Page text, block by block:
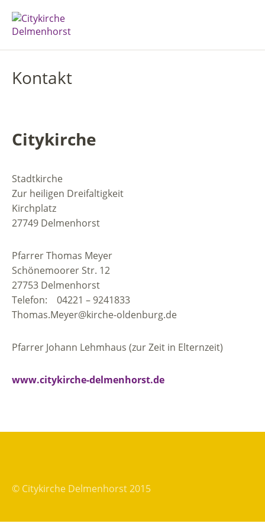
Kontakt
Citykirche
Stadtkirche
Zur heiligen Dreifaltigkeit
Kirchplatz
27749 Delmenhorst
Pfarrer Thomas Meyer
Schönemoorer Str. 12
27753 Delmenhorst
Telefon: 04221 – 9241833
Thomas.Meyer@kirche-oldenburg.de
Pfarrer Johann Lehmhaus (zur Zeit in Elternzeit)
www.citykirche-delmenhorst.de
© Citykirche Delmenhorst 2015